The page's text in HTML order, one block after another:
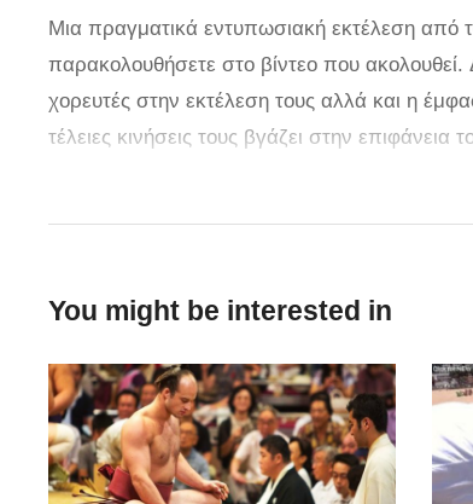
Μια πραγματικά εντυπωσιακή εκτέλεση από
παρακολουθήσετε στο βίντεο που
χορευτές στην εκτέλεση τους αλλά και η
τέλειες κινήσεις τους βγάζει στην
δόση σεξουαλικότητας που οι χορευτές
You might be interested in